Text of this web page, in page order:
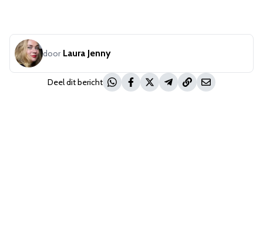
door Laura Jenny
Deel dit bericht